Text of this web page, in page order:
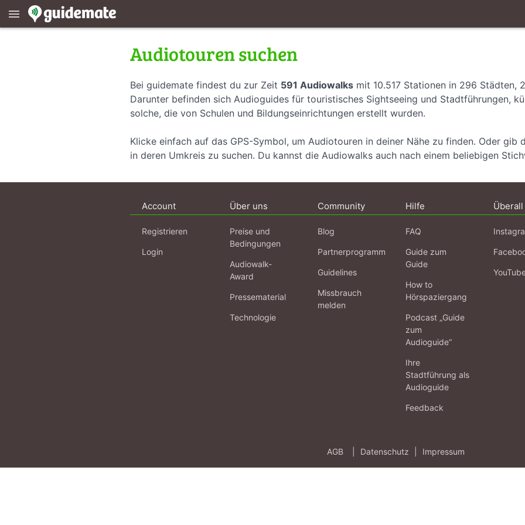
menu
Audiotouren suchen
Bei guidemate findest du zur Zeit 591 Audiowalks mit 10.517 Stationen in 296 Städten,
Darunter befinden sich Audioguides für touristisches Sightseeing und Stadtführungen,
solche, die von Schulen und Bildungseinrichtungen erstellt wurden.
Klicke einfach auf das GPS-Symbol, um Audiotouren in deiner Nähe zu finden. Oder gib
in deren Umkreis zu suchen. Du kannst die Audiowalks auch nach einem beliebigen
Account
Registrieren
Login
Über uns
Preise und
Bedingungen
Audiowalk-
Award
Pressematerial
Technologie
Community
Blog
Partnerprogramm
Guidelines
Missbrauch
melden
Hilfe
FAQ
Guide zum
Guide
How to
Hörspaziergang
Podcast „Guide
zum
Audioguide“
Ihre
Stadtführung als
Audioguide
Feedback
Überall
AGB Datenschutz Impressum